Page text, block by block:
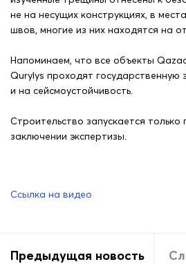
не на несущих конструкциях, в
швов, многие из них находятся на
Напоминаем, что все объекты
Qurylys проходят государственную
и на сейсмоустойчивость.
Строительство запускается
заключении экспертизы.
Ссылка на видео
Предыдущая новость